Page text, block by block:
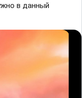
в данный